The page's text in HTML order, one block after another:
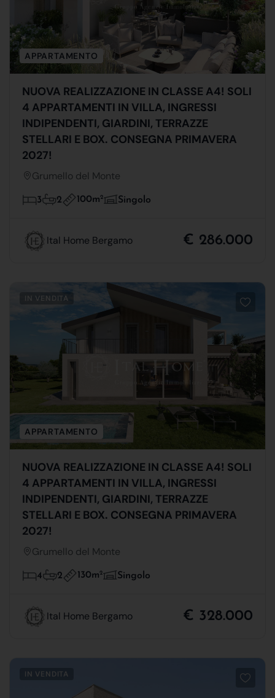
APPARTAMENTO
NUOVA REALIZZAZIONE IN CLASSE A4! SOLI
4 APPARTAMENTI IN VILLA, INGRESSI
INDIPENDENTI, GIARDINI, TERRAZZE
STELLARI E BOX. CONSEGNA PRIMAVERA
2027!
Grumello del Monte
3 2 100m2 Singolo
Ital Home Bergamo € 286.000
IN VENDITA
APPARTAMENTO
NUOVA REALIZZAZIONE IN CLASSE A4! SOLI
4 APPARTAMENTI IN VILLA, INGRESSI
INDIPENDENTI, GIARDINI, TERRAZZE
STELLARI E BOX. CONSEGNA PRIMAVERA
2027!
Grumello del Monte
4 2 130m2 Singolo
Ital Home Bergamo € 328.000
IN VENDITA